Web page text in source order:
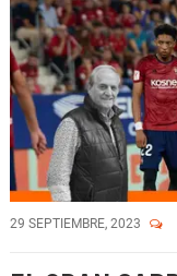
29 SEPTIEMBRE, 2023